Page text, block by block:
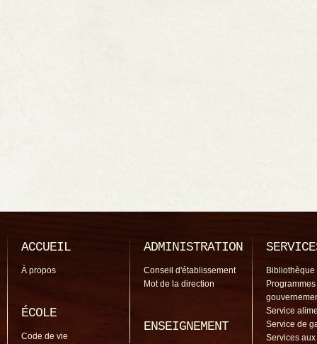
ACCUEIL
À propos
ÉCOLE
Code de vie
ADMINISTRATION
Conseil d'établissement
Mot de la direction
ENSEIGNEMENT
Bibliothèque
Programmes
Service
Service de
Services